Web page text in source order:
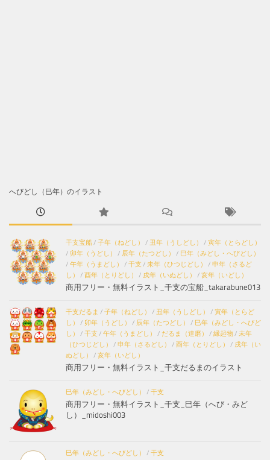
へびどし（巳年）のイラスト
干支宝船/ 子年（ねどし） / 丑年（うしどし） / 寅年（とらどし）
/ 卯年（うどし） / 辰年（たつどし） / 巳年（みどし・へびどし）
/ 午年（うまどし） / 干支 / 未年（ひつじどし） / 申年（さるど
し）
/ 酉年（とりどし） / 戌年（いぬどし） / 亥年（いどし）
商用フリー・無料イラスト_干支の宝船_takarabune013
干支だるま / 子年（ねどし） / 丑年（うしどし） / 寅年（とらど
し）
/ 卯年（うどし） / 辰年（たつどし） / 巳年（みどし・へびど
し）
/ 干支 / 午年（うまどし） / だるま（達磨） / 縁起物/ 未年
（ひつじどし）
/ 申年（さるどし） / 酉年（とりどし） / 戌年（い
ぬどし）
/ 亥年（いどし）
商用フリー・無料イラスト_干支だるまのイラスト
巳年（みどし・へびどし） / 干支
商用フリー・無料イラスト_干支_巳年（へび・みど
し）_midoshi003
巳年（みどし・へびどし） / 干支